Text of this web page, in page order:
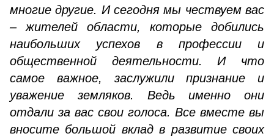
многие другие. И сегодня мы чествуем вас
– жителей области, которые добились
наибольших успехов в профессии и
общественной деятельности. И что
самое важное, заслужили признание и
уважение земляков. Ведь именно они
отдали за вас свои голоса. Все вместе вы
вносите большой вклад в развитие своих